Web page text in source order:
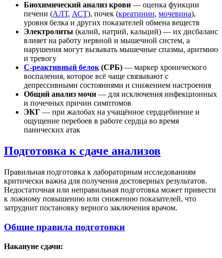
Биохимический анализ крови — оценка функции
печени (АЛТ, АСТ), почек (креатинин, мочевина),
уровня белка и других показателей обмена веществ
Электролиты (калий, натрий, кальций) — их дисбаланс
влияет на работу нервной и мышечной систем, а
нарушения могут вызывать мышечные спазмы, аритмию
и тревогу
С-реактивный белок(СРБ) — маркер хронического
воспаления, которое всё чаще связывают с
депрессивными состояниями и снижением настроения
Общий анализ мочи — для исключения инфекционных
и почечных причин симптомов
ЭКГ — при жалобах на учащённое сердцебиение и
ощущение перебоев в работе сердца во время
панических атак
Подготовка к сдаче анализов
Правильная подготовка к лабораторным исследованиям
критически важна для получения достоверных результатов.
Недостаточная или неправильная подготовка может привести
к ложному повышению или снижению показателей, что
затруднит постановку верного заключения врачом.
Общие правила подготовки
Накануне сдачи: